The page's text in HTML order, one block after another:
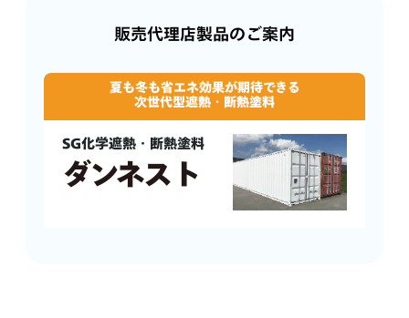
販売代理店製品のご案内
夏も冬も省エネ効果が期待できる
次世代型遮熱・断熱塗料
SG化学遮熱・断熱塗料
ダンネスト